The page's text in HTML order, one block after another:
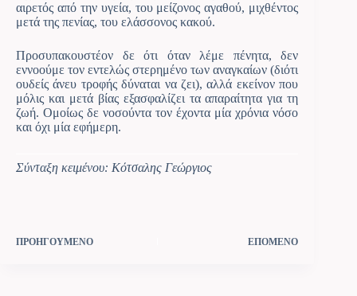
αιρετός από την υγεία, του μείζονος αγαθού, μιχθέντος
μετά της πενίας, του ελάσσονος κακού.
Προσυπακουστέον δε ότι όταν λέμε πένητα, δεν
εννοούμε τον εντελώς στερημένο των αναγκαίων (διότι
ουδείς άνευ τροφής δύναται να ζει), αλλά εκείνον που
μόλις και μετά βίας εξασφαλίζει τα απαραίτητα για τη
ζωή. Ομοίως δε νοσούντα τον έχοντα μία χρόνια νόσο
και όχι μία εφήμερη.
Σύνταξη κειμένου: Κότσαλης Γεώργιος
ΠΡΟΗΓΟΥΜΕΝΟ ΕΠΟΜΕΝΟ